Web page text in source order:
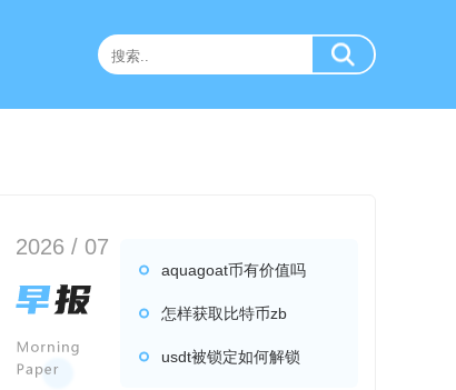
2026 / 07
aquagoat币有价值吗
怎样获取比特币zb
usdt被锁定如何解锁